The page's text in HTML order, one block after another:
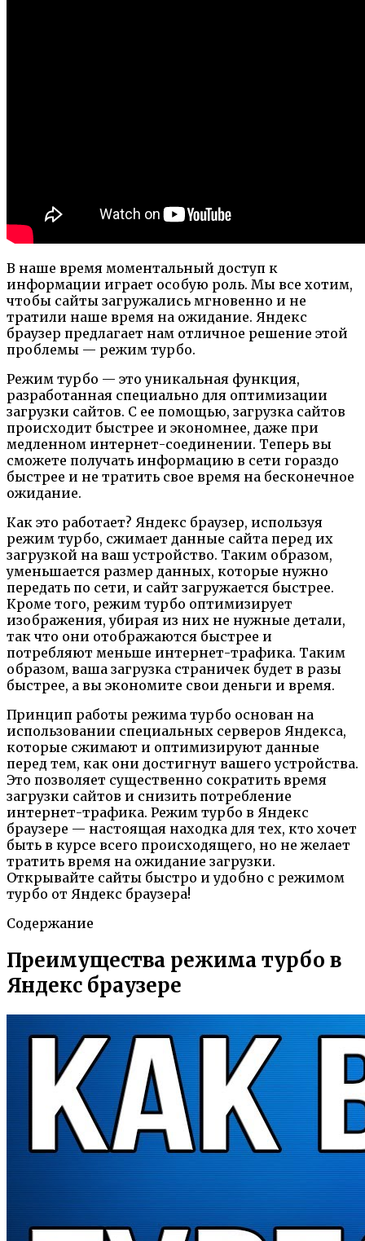
В наше время моментальный доступ к
информации играет особую роль. Мы все хотим,
чтобы сайты загружались мгновенно и не
тратили наше время на ожидание. Яндекс
браузер предлагает нам отличное решение этой
проблемы — режим турбо.
Режим турбо — это уникальная функция,
разработанная специально для оптимизации
загрузки сайтов. С ее помощью, загрузка сайтов
происходит быстрее и экономнее, даже при
медленном интернет-соединении. Теперь вы
сможете получать информацию в сети гораздо
быстрее и не тратить свое время на бесконечное
ожидание.
Как это работает? Яндекс браузер, используя
режим турбо, сжимает данные сайта перед их
загрузкой на ваш устройство. Таким образом,
уменьшается размер данных, которые нужно
передать по сети, и сайт загружается быстрее.
Кроме того, режим турбо оптимизирует
изображения, убирая из них не нужные детали,
так что они отображаются быстрее и
потребляют меньше интернет-трафика. Таким
образом, ваша загрузка страничек будет в разы
быстрее, а вы экономите свои деньги и время.
Принцип работы режима турбо основан на
использовании специальных серверов Яндекса,
которые сжимают и оптимизируют данные
перед тем, как они достигнут вашего устройства.
Это позволяет существенно сократить время
загрузки сайтов и снизить потребление
интернет-трафика. Режим турбо в Яндекс
браузере — настоящая находка для тех, кто хочет
быть в курсе всего происходящего, но не желает
тратить время на ожидание загрузки.
Открывайте сайты быстро и удобно с режимом
турбо от Яндекс браузера!
Содержание
Преимущества режима турбо в
Яндекс браузере